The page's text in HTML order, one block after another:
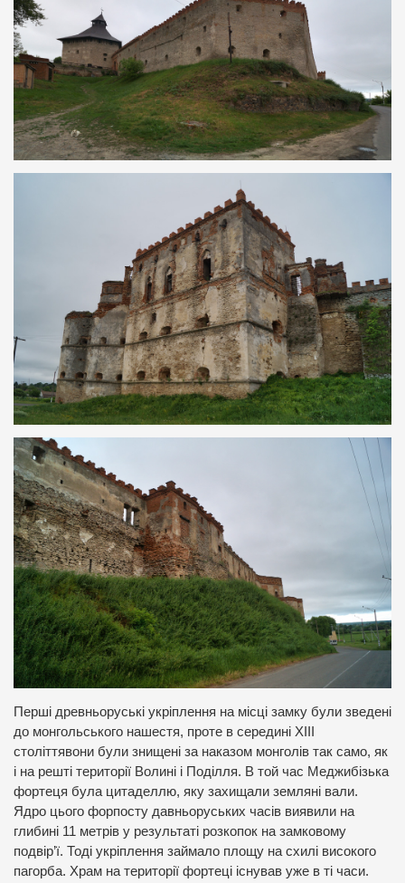
Перші древньоруські укріплення на місці замку були зведені
до монгольського нашестя, проте в середині XIII
століттявони були знищені за наказом монголів так само, як
і на решті території Волині і Поділля. В той час Меджибізька
фортеця була цитаделлю, яку захищали земляні вали.
Ядро цього форпосту давньоруських часів виявили на
глибині 11 метрів у результаті розкопок на замковому
подвір’ї. Тоді укріплення займало площу на схилі високого
пагорба. Храм на території фортеці існував уже в ті часи.